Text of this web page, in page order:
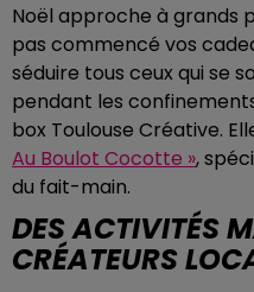
Noël approche à grands
pas commencé vos
séduire tous ceux qui se
pendant les
box Toulouse Créative.
Au Boulot Cocotte »,
du fait-main.
DES ACTIVITÉS
CRÉATEURS